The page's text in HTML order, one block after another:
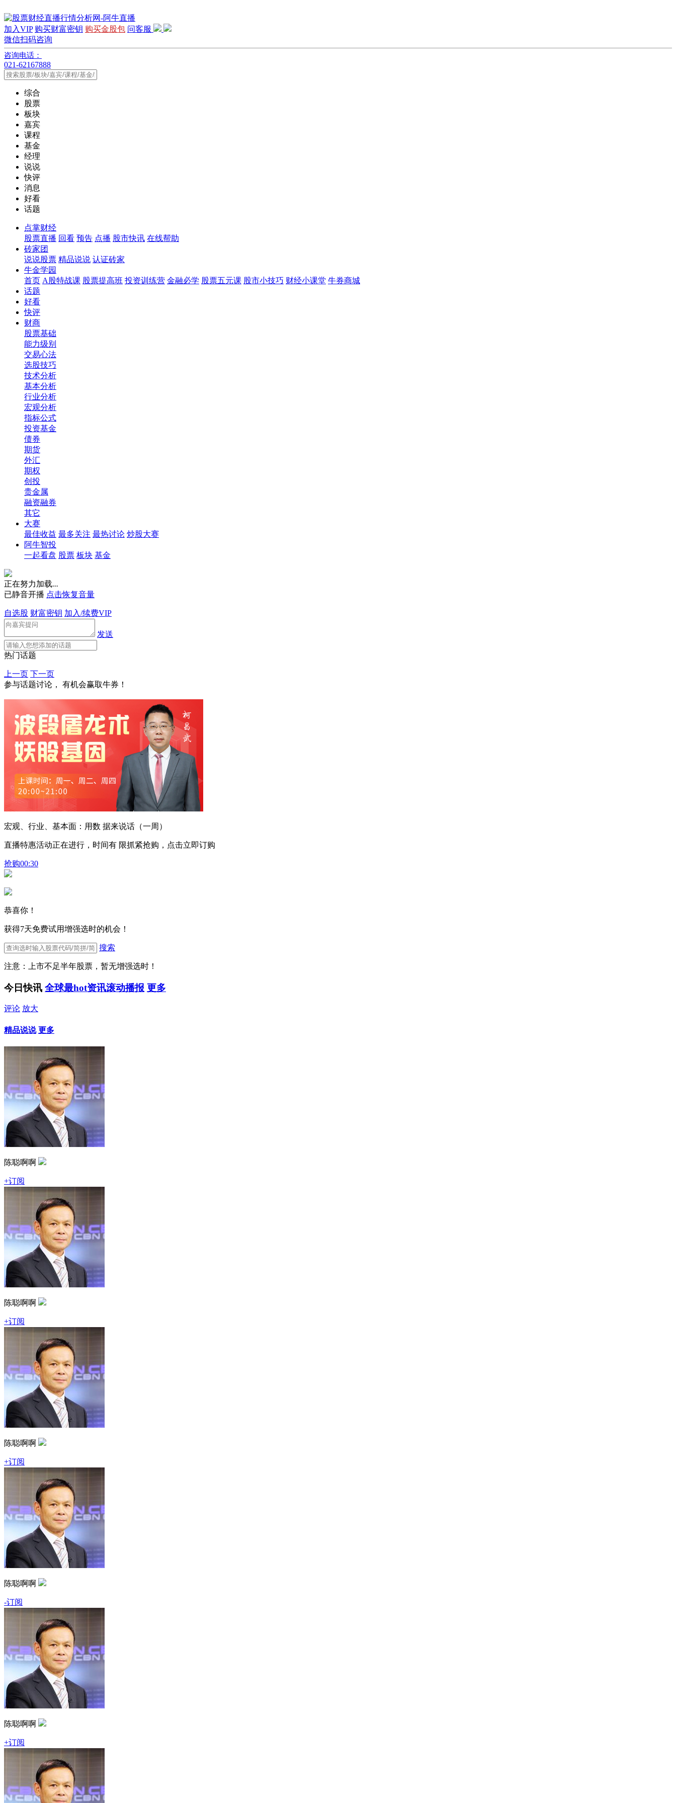
加入VIP 购买财富密钥 购买金股包 问客服
微信扫码咨询
咨询电话：
021-62167888
综合
股票
板块
嘉宾
课程
基金
经理
说说
快评
消息
好看
话题
点掌财经
股票直播 回看 预告 点播 股市快讯 在线帮助
砖家团
说说股票 精品说说 认证砖家
牛金学园
首页 A股特战课 股票提高班 投资训练营 金融必学 股票五元课 股市小技巧 财经小课堂 牛券商城
话题
好看
快评
财商
股票基础
能力级别
交易心法
选股技巧
技术分析
基本分析
行业分析
宏观分析
指标公式
投资基金
债券
期货
外汇
期权
创投
贵金属
融资融券
其它
大赛
最佳收益 最多关注 最热讨论 炒股大赛
阿牛智投
一起看盘 股票 板块 基金
正在努力加载...
已静音开播 点击恢复音量
自选股 财富密钥 加入/续费VIP
发送
热门话题
上一页 下一页
参与话题讨论， 有机会赢取牛券！
宏观、行业、基本面：用数 据来说话（一周）
直播特惠活动正在进行，时间有 限抓紧抢购，点击立即订购
抢购00:30
恭喜你！
获得7天免费试用增强选时的机会！
搜索
注意：上市不足半年股票，暂无增强选时！
今日快讯 全球最hot资讯滚动播报 更多
评论 放大
精品说说 更多
陈聪啊啊
+订阅
陈聪啊啊
+订阅
陈聪啊啊
+订阅
陈聪啊啊
-订阅
陈聪啊啊
+订阅